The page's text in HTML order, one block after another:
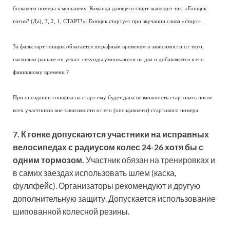
большего номера к меньшему. Команда дающего старт выглядит так: «Гонщик
готов? (Да), 3, 2, 1, СТАРТ!». Гонщик стартует при звучании слова «старт».
За фальстарт гонщик облагается штрафным временем в зависимости от того,
насколько раньше он уехал: секунды умножаются на два и добавляются к его
финишному времени.?
При опоздании гонщика на старт ему будет дана возможность стартовать после
всех участников вне зависимости от его (опоздавшего) стартового номера.
7. К гонке допускаются участники на исправных
велосипедах с радиусом колес 24-26 хотя бы с
одним тормозом. Участник обязан на тренировках и
в самих заездах использовать шлем (каска,
фуллфейс). Организаторы рекомендуют и другую
дополнительную защиту. Допускается использование
шипованной колесной резины.